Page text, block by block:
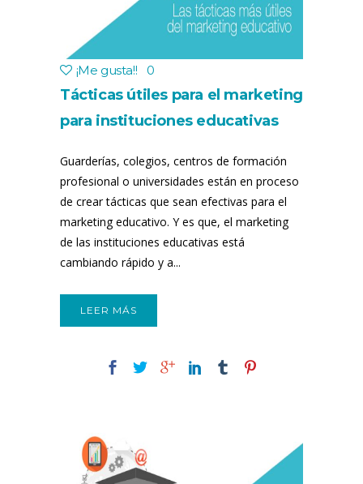
¡Me gusta!! 0
Tácticas útiles para el marketing
para instituciones educativas
Guarderías, colegios, centros de formación
profesional o universidades están en proceso
de crear tácticas que sean efectivas para el
marketing educativo. Y es que, el marketing
de las instituciones educativas está
cambiando rápido y a...
LEER MÁS